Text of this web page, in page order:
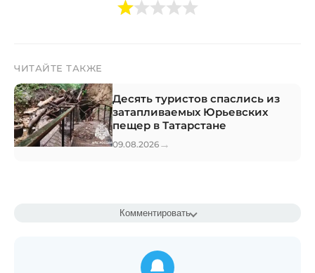
ЧИТАЙТЕ ТАКЖЕ
Десять туристов спаслись из
затапливаемых Юрьевских
пещер в Татарстане
09.08.2026 →
Комментировать